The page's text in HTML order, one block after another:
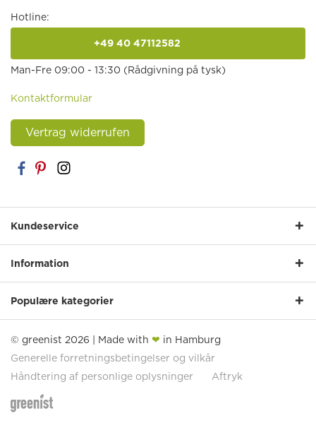
Hotline:
+49 40 47112582
Man-Fre 09:00 - 13:30 (Rådgivning på tysk)
Kontaktformular
Vertrag widerrufen
Kundeservice
Information
Populære kategorier
© greenist 2026 | Made with ❤ in Hamburg
Generelle forretningsbetingelser og vilkår
Håndtering af personlige oplysninger
Aftryk